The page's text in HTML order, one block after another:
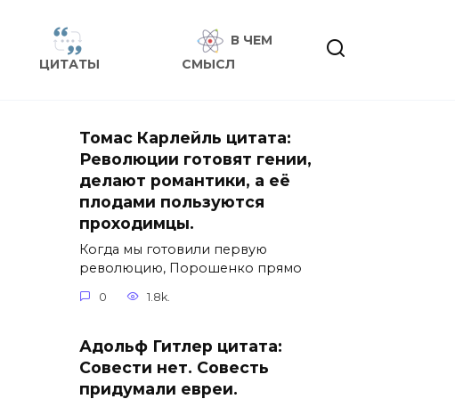
ЦИТАТЫ
В ЧЕМ
СМЫСЛ
Томас Карлейль цитата:
Революции готовят гении,
делают романтики, а её
плодами пользуются
проходимцы.
Когда мы готовили первую
революцию, Порошенко прямо
0 1.8k.
Адольф Гитлер цитата:
Совести нет. Совесть
придумали евреи.